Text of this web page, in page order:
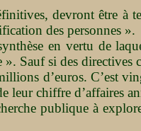
devront être
des personnes ».
en vertu de
Sauf si des
d’euros. C’est
leur chiffre d’affaires
publique à